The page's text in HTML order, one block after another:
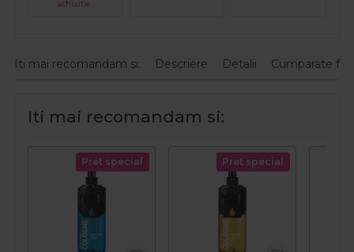
achizitie.
Iti mai recomandam si: Descriere Detalii Cumparate
Iti mai recomandam si:
Pret special Pret special